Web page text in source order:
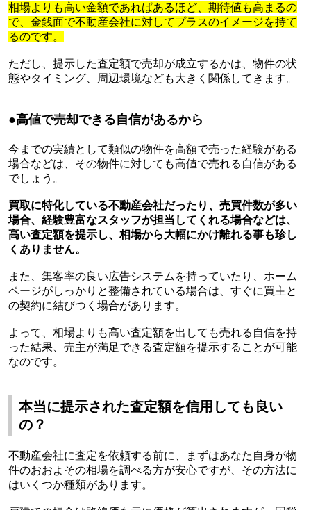
相場よりも高い金額であればあるほど、期待値も高まるの
で、金銭面で不動産会社に対してプラスのイメージを持て
るのです。
ただし、提示した査定額で売却が成立するかは、物件の状
態やタイミング、周辺環境なども大きく関係してきます。
●高値で売却できる自信があるから
今までの実績として類似の物件を高額で売った経験がある
場合などは、その物件に対しても高値で売れる自信がある
でしょう。
買取に特化している不動産会社だったり、売買件数が多い
場合、経験豊富なスタッフが担当してくれる場合などは、
高い査定額を提示し、相場から大幅にかけ離れる事も珍し
くありません。
また、集客率の良い広告システムを持っていたり、ホーム
ページがしっかりと整備されている場合は、すぐに買主と
の契約に結びつく場合があります。
よって、相場よりも高い査定額を出しても売れる自信を持
った結果、売主が満足できる査定額を提示することが可能
なのです。
本当に提示された査定額を信用しても良い
の？
不動産会社に査定を依頼する前に、まずはあなた自身が物
件のおおよその相場を調べる方が安心ですが、その方法に
はいくつか種類があります。